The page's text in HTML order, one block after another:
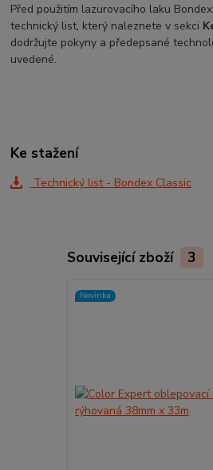
Před použitím lazurovacího laku
technický list, který naleznete v sekci
dodržujte pokyny a předepsané
uvedené.
Ke stažení
Technický list - Bondex Classic
Související zboží 3
Novinka